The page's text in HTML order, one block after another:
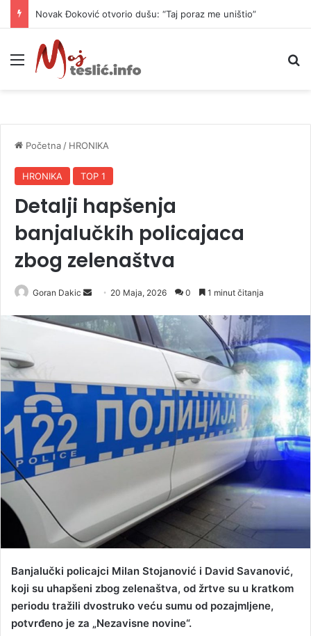
Novak Đoković otvorio dušu: “Taj poraz me uništio”
Meni
Početna / HRONIKA
HRONIKA TOP 1
Detalji hapšenja
banjalučkih policajaca
zbog zelenaštva
Goran Dakic
l
20 Maja, 2026 0 1 minut čitanja
Banjalučki policajci Milan Stojanović i David Savanović,
koji su uhapšeni zbog zelenaštva, od žrtve su u kratkom
periodu tražili dvostruko veću sumu od pozajmljene,
potvrđeno je za „Nezavisne novine“.